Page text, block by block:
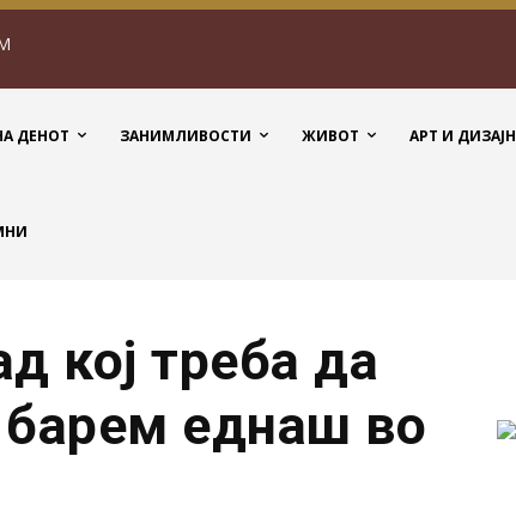
ДЕНОТ ЗАНИМЛИВОСТИ ЖИВОТ АРТ И ДИЗАЈН
кој треба да
барем еднаш во